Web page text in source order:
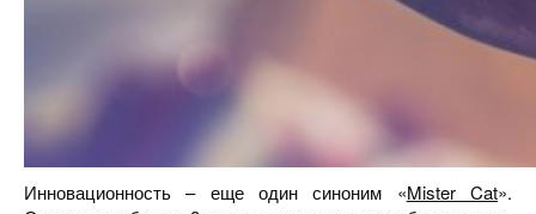
Инновационность – еще один синоним «Mister Cat».